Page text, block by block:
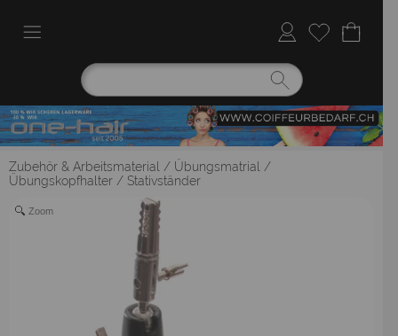
Zubehör & Arbeitsmaterial / Übungsmatrial
/
Übungskopfhalter / Stativständer
Zoom